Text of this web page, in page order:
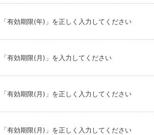
「有効期限(年)」を正しく入力してください
「有効期限(月)」を入力してください
「有効期限(月)」を正しく入力してください
「有効期限(月)」を正しく入力してください